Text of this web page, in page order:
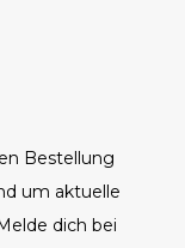
Bestellung
um aktuelle
dich bei